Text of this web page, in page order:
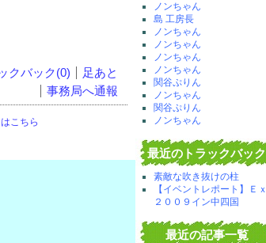
クバック(0)
足あと
事務局へ通報
こちら
ノンちゃん
島 工房長
ノンちゃん
ノンちゃん
ノンちゃん
ノンちゃん
関谷ぷりん
ノンちゃん
関谷ぷりん
ノンちゃん
最近のトラックバック
素敵な吹き抜けの柱
【イベントレポート】Ｅｘ
２００９イン中四国
最近の記事一覧